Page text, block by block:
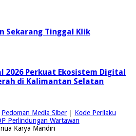
Sekarang Tinggal Klik
2026 Perkuat Ekosistem Digital
di Kalimantan Selatan
Pedoman Media Siber
Kode Perilaku
Perlindungan Wartawan
Karya Mandiri